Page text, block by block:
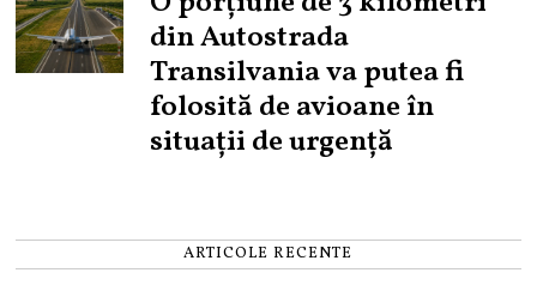
din Autostrada
Transilvania va putea fi
folosită de avioane în
situații de urgență
ARTICOLE RECENTE